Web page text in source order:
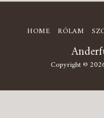
Copyright ©
HOME RÓLAM